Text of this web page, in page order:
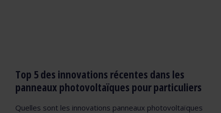
Top 5 des innovations récentes dans les
panneaux photovoltaïques pour particuliers
Quelles sont les innovations panneaux photovoltaïques